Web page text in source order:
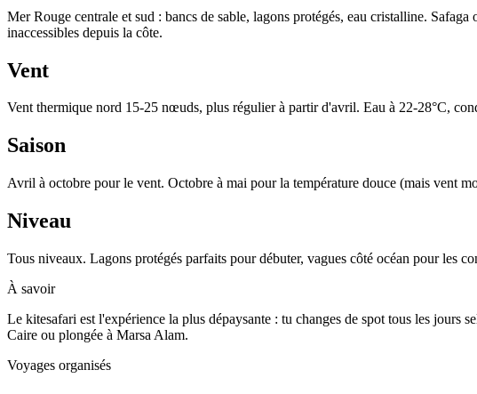
Mer Rouge centrale et sud : bancs de sable, lagons protégés, eau cristalline.
inaccessibles depuis la côte.
Vent
Vent thermique nord 15-25 nœuds, plus régulier à partir d'avril. Eau à 22-28°C,
Saison
Avril à octobre pour le vent. Octobre à mai pour la température douce (mais vent
Niveau
Tous niveaux. Lagons protégés parfaits pour débuter, vagues côté océan pour les
À savoir
Le kitesafari est l'expérience la plus dépaysante : tu changes de spot tous les
Caire ou plongée à Marsa Alam.
Voyages organisés